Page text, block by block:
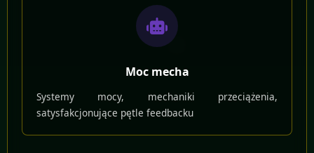
Moc mecha
Systemy mocy, mechaniki przeciążenia,
satysfakcjonujące pętle feedbacku